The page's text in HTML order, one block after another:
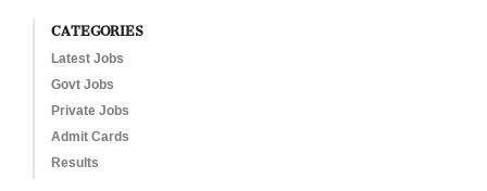
CATEGORIES
Latest Jobs
Govt Jobs
Private Jobs
Admit Cards
Results